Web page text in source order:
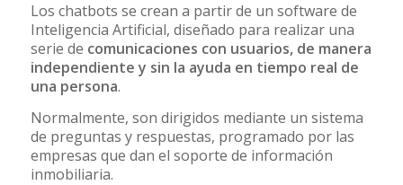
Los chatbots se crean a partir de un software de
Inteligencia Artificial, diseñado para realizar una
serie de comunicaciones con usuarios, de manera
independiente y sin la ayuda en tiempo real de
una persona.
Normalmente, son dirigidos mediante un sistema
de preguntas y respuestas, programado por las
empresas que dan el soporte de información
inmobiliaria.